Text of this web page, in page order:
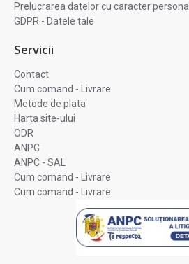
Prelucrarea datelor cu caracter personal
GDPR - Datele tale
Servicii
Contact
Cum comand - Livrare
Metode de plata
Harta site-ului
ODR
ANPC
ANPC - SAL
Cum comand - Livrare
Cum comand - Livrare